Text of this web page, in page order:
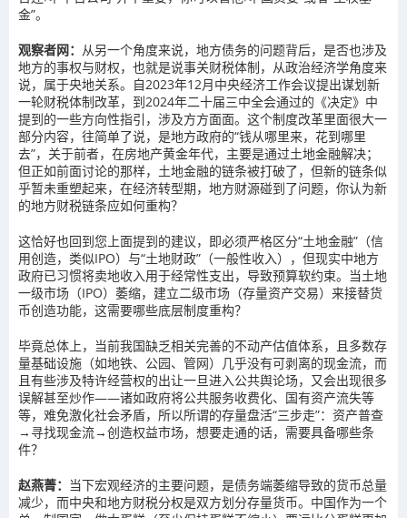
金”。
观察者网： 从另一个角度来说，地方债务的问题背后，是否也涉及
地方的事权与财权，也就是说事关财税体制，从政治经济学角度来
说，属于央地关系。自2023年12月中央经济工作会议提出谋划新
一轮财税体制改革，到2024年二十届三中全会通过的《决定》中
提到的一些方向性指引，涉及方方面面。这个制度改革里面很大一
部分内容，往简单了说，是地方政府的“钱从哪里来，花到哪里
去”，关于前者，在房地产黄金年代，主要是通过土地金融解决；
但正如前面讨论的那样，土地金融的链条被打破了，但新的链条似
乎暂未重塑起来，在经济转型期，地方财源碰到了问题，你认为新
的地方财税链条应如何重构？
这恰好也回到您上面提到的建议，即必须严格区分“土地金融”（信
用创造，类似IPO）与“土地财政”（一般性收入），但现实中地方
政府已习惯将卖地收入用于经常性支出，导致预算软约束。当土地
一级市场（IPO）萎缩，建立二级市场（存量资产交易）来接替货
币创造功能，这需要哪些底层制度重构？
毕竟总体上，当前我国缺乏相关完善的不动产估值体系，且多数存
量基础设施（如地铁、公园、管网）几乎没有可剥离的现金流，而
且有些涉及特许经营权的出让一旦进入公共舆论场，又会出现很多
误解甚至炒作——诸如政府将公共服务收费化、国有资产流失等
等，难免激化社会矛盾，所以所谓的存量盘活“三步走”：资产普查
→寻找现金流→创造权益市场，想要走通的话，需要具备哪些条
件？
赵燕菁： 当下宏观经济的主要问题，是债务端萎缩导致的货币总量
减少，而中央和地方财税分权是双方划分存量货币。中国作为一个